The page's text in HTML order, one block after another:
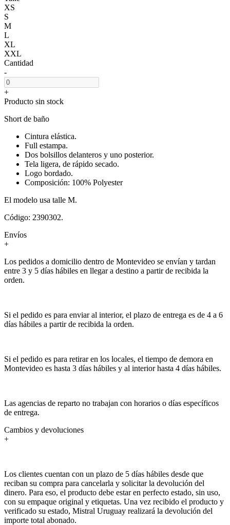
XS
S
M
L
XL
XXL
Cantidad
-
+
Producto sin stock
Short de baño
Cintura elástica.
Full estampa.
Dos bolsillos delanteros y uno posterior.
Tela ligera, de rápido secado.
Logo bordado.
Composición: 100% Polyester
El modelo usa talle M.
Código: 2390302.
Envíos
+
Los pedidos a domicilio dentro de Montevideo se envían y tardan
entre 3 y 5 días hábiles en llegar a destino a partir de recibida la
orden.
Si el pedido es para enviar al interior, el plazo de entrega es de 4 a 6
días hábiles a partir de recibida la orden.
Si el pedido es para retirar en los locales, el tiempo de demora en
Montevideo es hasta 3 días hábiles y al interior hasta 4 días hábiles.
Las agencias de reparto no trabajan con horarios o días específicos
de entrega.
Cambios y devoluciones
+
Los clientes cuentan con un plazo de 5 días hábiles desde que
reciban su compra para cancelarla y solicitar la devolución del
dinero. Para eso, el producto debe estar en perfecto estado, sin uso,
con su empaque original y etiquetas. Una vez recibido el producto y
verificado su estado, Mistral Uruguay realizará la devolución del
importe total abonado.